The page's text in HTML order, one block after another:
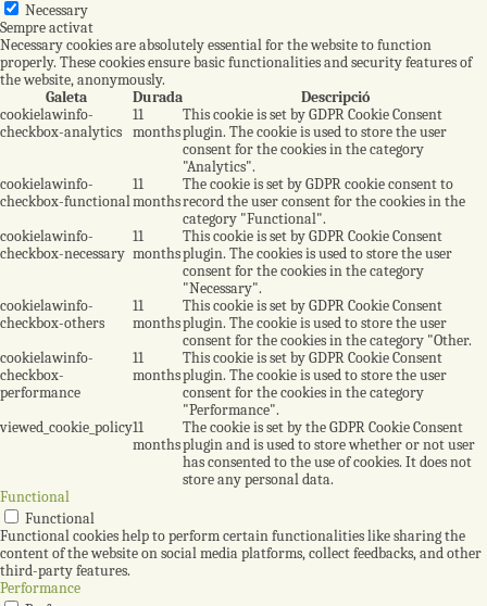
Necessary
Sempre activat
Necessary cookies are absolutely essential for the website to function
properly. These cookies ensure basic functionalities and security features of
the website, anonymously.
Galeta
Durada
Descripció
cookielawinfo-
checkbox-analytics
11
months
This cookie is set by GDPR Cookie Consent
plugin. The cookie is used to store the user
consent for the cookies in the category
"Analytics".
cookielawinfo-
checkbox-functional
11
months
The cookie is set by GDPR cookie consent to
record the user consent for the cookies in the
category "Functional".
cookielawinfo-
checkbox-necessary
11
months
This cookie is set by GDPR Cookie Consent
plugin. The cookies is used to store the user
consent for the cookies in the category
"Necessary".
cookielawinfo-
checkbox-others
11
months
This cookie is set by GDPR Cookie Consent
plugin. The cookie is used to store the user
consent for the cookies in the category "Other.
cookielawinfo-
checkbox-
performance
11
months
This cookie is set by GDPR Cookie Consent
plugin. The cookie is used to store the user
consent for the cookies in the category
"Performance".
viewed_cookie_policy11
months
The cookie is set by the GDPR Cookie Consent
plugin and is used to store whether or not user
has consented to the use of cookies. It does not
store any personal data.
Functional
Functional
Functional cookies help to perform certain functionalities like sharing the
content of the website on social media platforms, collect feedbacks, and other
third-party features.
Performance